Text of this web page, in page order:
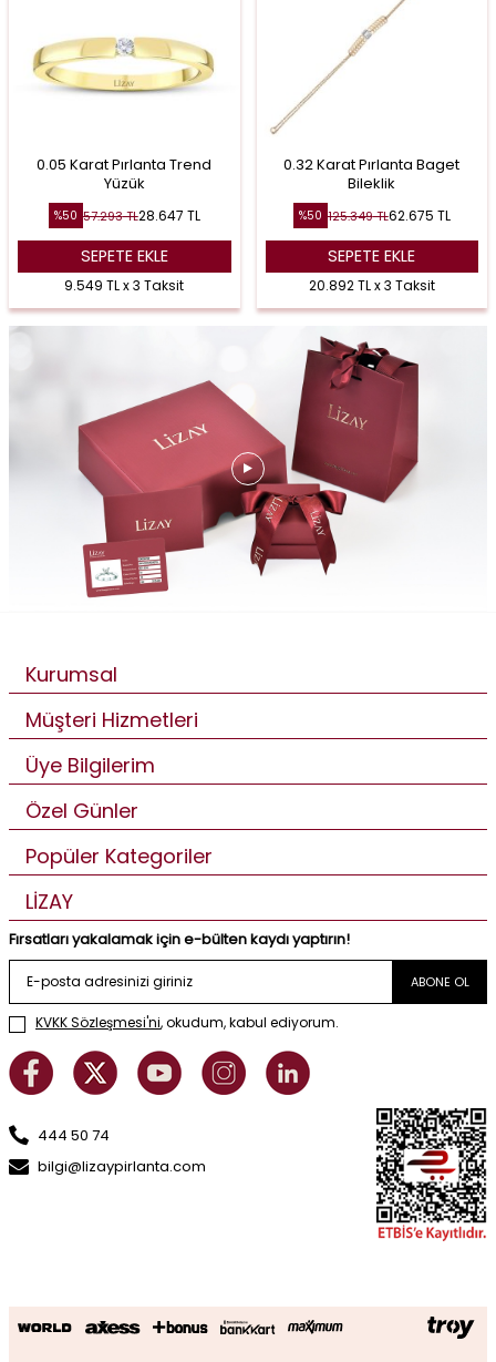
0.05 Karat Pırlanta Trend
Yüzük
%50 57.293TL28.647 TL
SEPETE EKLE
9.549 TL x 3 Taksit
0.32 Karat Pırlanta Baget
Bileklik
%50 125.349TL62.675 TL
SEPETE EKLE
20.892 TL x 3 Taksit
Kurumsal
Müşteri Hizmetleri
Üye Bilgilerim
Özel Günler
Popüler Kategoriler
LİZAY
Fırsatları yakalamak için e-bülten kaydı yaptırın!
ABONE OL
KVKK Sözleşmesi'ni, okudum, kabul ediyorum.
444 50 74
bilgi@lizaypirlanta.com